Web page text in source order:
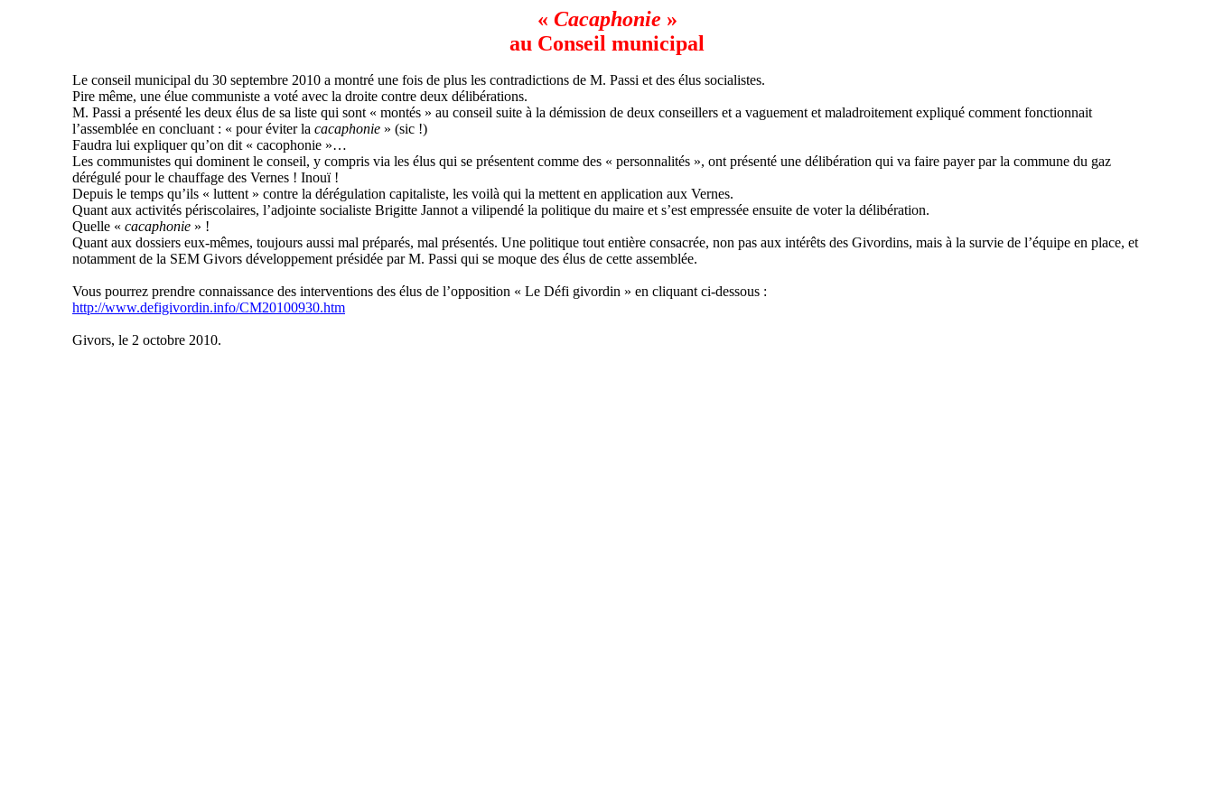
« Cacaphonie »
au Conseil municipal
Le conseil municipal du 30 septembre 2010 a montré une fois de plus les contradictions de M. Passi et des élus socialistes.
Pire même, une élue communiste a voté avec la droite contre deux délibérations.
M. Passi a présenté les deux élus de sa liste qui sont « montés » au conseil suite à la démission de deux conseillers et a vaguement et maladroitement expliqué comment fonctionnait
l’assemblée en concluant : « pour éviter la cacaphonie » (sic !)
Faudra lui expliquer qu’on dit « cacophonie »…
Les communistes qui dominent le conseil, y compris via les élus qui se présentent comme des « personnalités », ont présenté une délibération qui va faire payer par la commune du gaz
dérégulé pour le chauffage des Vernes ! Inouï !
Depuis le temps qu’ils « luttent » contre la dérégulation capitaliste, les voilà qui la mettent en application aux Vernes.
Quant aux activités périscolaires, l’adjointe socialiste Brigitte Jannot a vilipendé la politique du maire et s’est empressée ensuite de voter la délibération.
Quelle « cacaphonie » !
Quant aux dossiers eux-mêmes, toujours aussi mal préparés, mal présentés. Une politique tout entière consacrée, non pas aux intérêts des Givordins, mais à la survie de l’équipe en place, et
notamment de la SEM Givors développement présidée par M. Passi qui se moque des élus de cette assemblée.
Vous pourrez prendre connaissance des interventions des élus de l’opposition « Le Défi givordin » en cliquant ci-dessous :
http://www.defigivordin.info/CM20100930.htm
Givors, le 2 octobre 2010.